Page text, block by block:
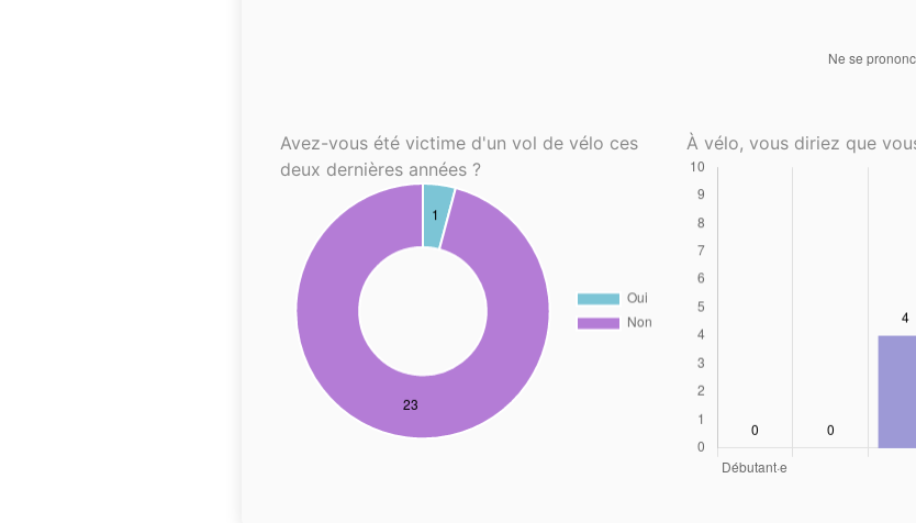
Avez-vous été victime d'un vol de vélo ces
deux dernières années ?
À vélo, vous diriez que